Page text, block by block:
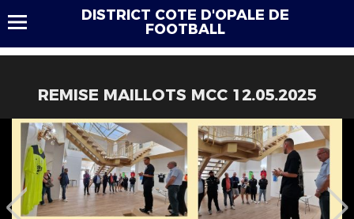
DISTRICT COTE D'OPALE DE
FOOTBALL
REMISE MAILLOTS MCC 12.05.2025